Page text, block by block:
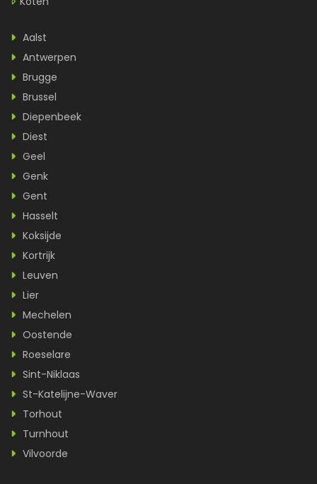
Aalst
Antwerpen
Brugge
Brussel
Diepenbeek
Diest
Geel
Genk
Gent
Hasselt
Koksijde
Kortrijk
Leuven
Lier
Mechelen
Oostende
Roeselare
Sint-Niklaas
St-Katelijne-Waver
Torhout
Turnhout
Vilvoorde